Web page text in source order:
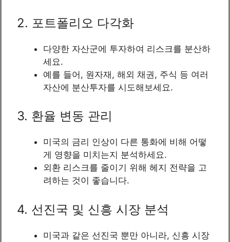
2. 포트폴리오 다각화
다양한 자산군에 투자하여 리스크를 분산하
세요.
예를 들어, 원자재, 해외 채권, 주식 등 여러
자산에 분산투자를 시도해보세요.
3. 환율 변동 관리
미국의 금리 인상이 다른 통화에 비해 어떻
게 영향을 미치는지 분석하세요.
외환 리스크를 줄이기 위해 헤지 전략을 고
려하는 것이 좋습니다.
4. 선진국 및 신흥 시장 분석
미국과 같은 선진국 뿐만 아니라, 신흥 시장